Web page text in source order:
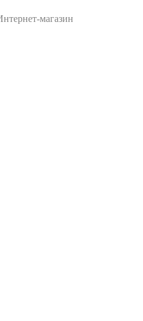
магазин